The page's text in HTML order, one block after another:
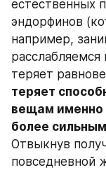
естественных
эндорфинов
например,
расслабляемся
теряет
теряет
вещам именно
более
Отвыкнув
повседневной